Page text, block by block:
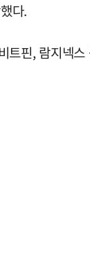
다.
핀, 람지넥